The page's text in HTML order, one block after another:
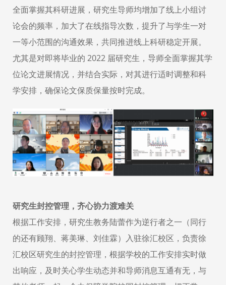
全面掌握其科研进展，研究生导师均增加了线上小组讨
论会的频率，加大了在线指导次数，提升了与学生一对
一等小范围的沟通效果，共同推进线上科研稳定开展。
尤其是对即将毕业的 2022 届研究生，导师全面掌握其学
位论文进展情况，并结合实际，对其进行适时调整和科
学安排，确保论文保质保量按时完成。
研究生封控管理，齐心协力渡难关
根据工作安排，研究生教务陆蕾作为逆行者之一（同行
的还有顾翔、蒋美琳、刘佳霖）入驻徐汇校区，负责徐
汇校区研究生的封控管理，根据学校的工作安排实时做
出响应，及时关心学生动态并和导师消息互通有无，与